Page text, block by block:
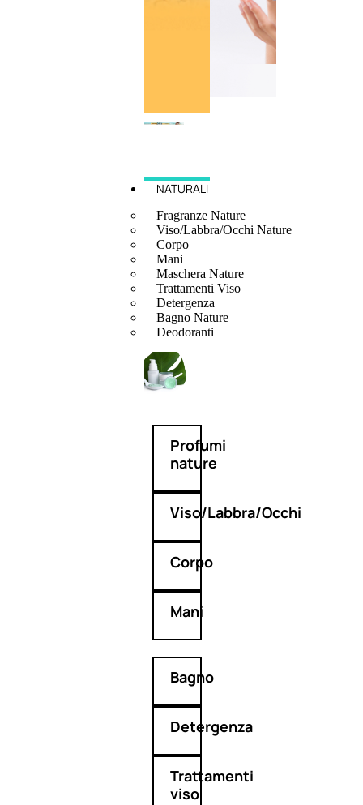
NATURALI
Fragranze Nature
Viso/Labbra/Occhi Nature
Corpo
Mani
Maschera Nature
Trattamenti Viso
Detergenza
Bagno Nature
Deodoranti
Profumi
nature
Viso/Labbra/Occhi
Corpo
Mani
Bagno
Detergenza
Trattamenti
viso